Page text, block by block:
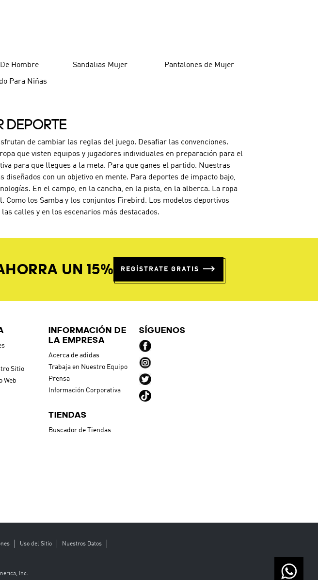
Hombre Sandalias Mujer Pantalones de Mujer
Para Niñas
DEPORTE
de cambiar las reglas del juego. Desafiar las convenciones.
que visten equipos y jugadores individuales en preparación para el
para que llegues a la meta. Para que ganes el partido. Nuestras
con un objetivo en mente. Para deportes de impacto bajo,
En el campo, en la cancha, en la pista, en la alberca. La ropa
los Samba y los conjuntos Firebird. Los modelos deportivos
calles y en los escenarios más destacados.
UN 15% REGÍSTRATE GRATIS
Sitio
Web
INFORMACIÓN DE
LA EMPRESA
Acerca de adidas
Trabaja en Nuestro Equipo
Prensa
Información Corporativa
TIENDAS
Buscador de Tiendas
SÍGUENOS
Uso del Sitio Nuestros Datos
Inc.